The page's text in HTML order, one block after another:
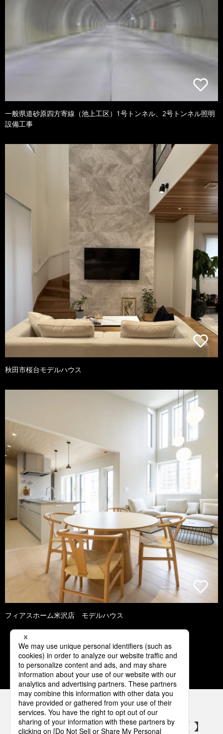
一般県道砂原四方寄線（池上工区）1号トンネル、2号トンネル照明
設備工事
秋田市桜台モデルハウス
フィアスホーム米沢店 モデルハウス
1 2 3 4 5
パナソニックの電気設備 SNSアカウント